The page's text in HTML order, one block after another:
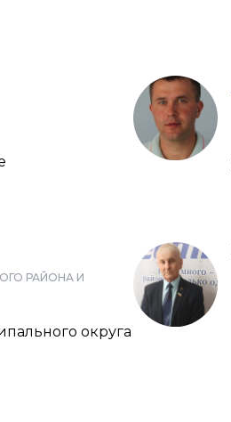
РАЙОНА И
округа